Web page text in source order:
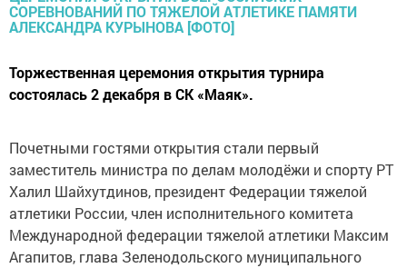
Торжественная церемония открытия турнира
состоялась 2 декабря в СК «Маяк».
Почетными гостями открытия стали первый
заместитель министра по делам молодёжи и спорту РТ
Халил Шайхутдинов, президент Федерации тяжелой
атлетики России, член исполнительного комитета
Международной федерации тяжелой атлетики Максим
Агапитов, глава Зеленодольского муниципального